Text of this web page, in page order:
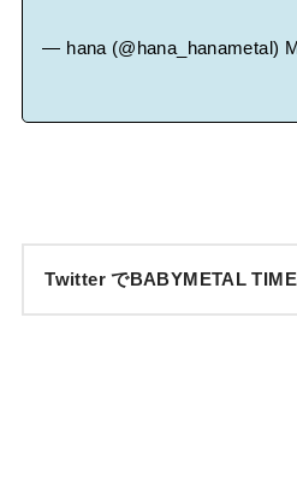
— hana (@hana_hanametal)
Twitter でBABYMETAL